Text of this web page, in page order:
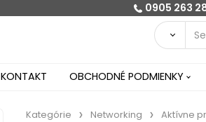
0905 263
KONTAKT OBCHODNÉ PODMIENKY
Kategórie Networking Aktívne